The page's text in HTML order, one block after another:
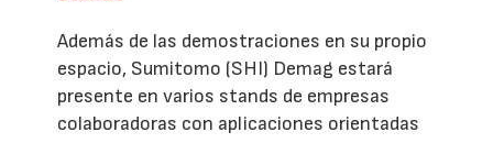
Además de las demostraciones en su propio
espacio, Sumitomo (SHI) Demag estará
presente en varios stands de empresas
colaboradoras con aplicaciones orientadas